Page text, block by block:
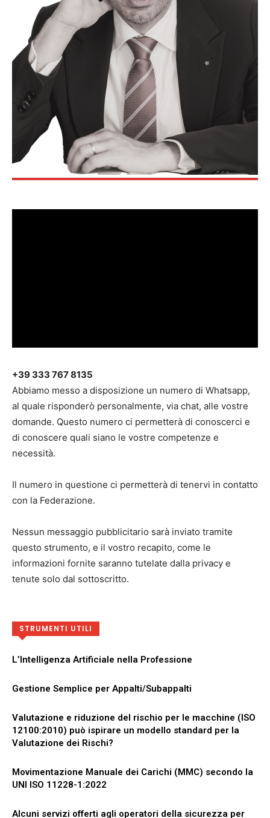
‪+39 333 767 8135‬
Abbiamo messo a disposizione un numero di Whatsapp,
al quale risponderò personalmente, via chat, alle vostre
domande. Questo numero ci permetterà di conoscerci e
di conoscere quali siano le vostre competenze e
necessità.
Il numero in questione ci permetterà di tenervi in contatto
con la Federazione.
Nessun messaggio pubblicitario sarà inviato tramite
questo strumento, e il vostro recapito, come le
informazioni fornite saranno tutelate dalla privacy e
tenute solo dal sottoscritto.
STRUMENTI UTILI
L’Intelligenza Artificiale nella Professione
Gestione Semplice per Appalti/Subappalti
Valutazione e riduzione del rischio per le macchine (ISO
12100:2010) può ispirare un modello standard per la
Valutazione dei Rischi?
Movimentazione Manuale dei Carichi (MMC) secondo la
UNI ISO 11228-1:2022
Alcuni servizi offerti agli operatori della sicurezza per